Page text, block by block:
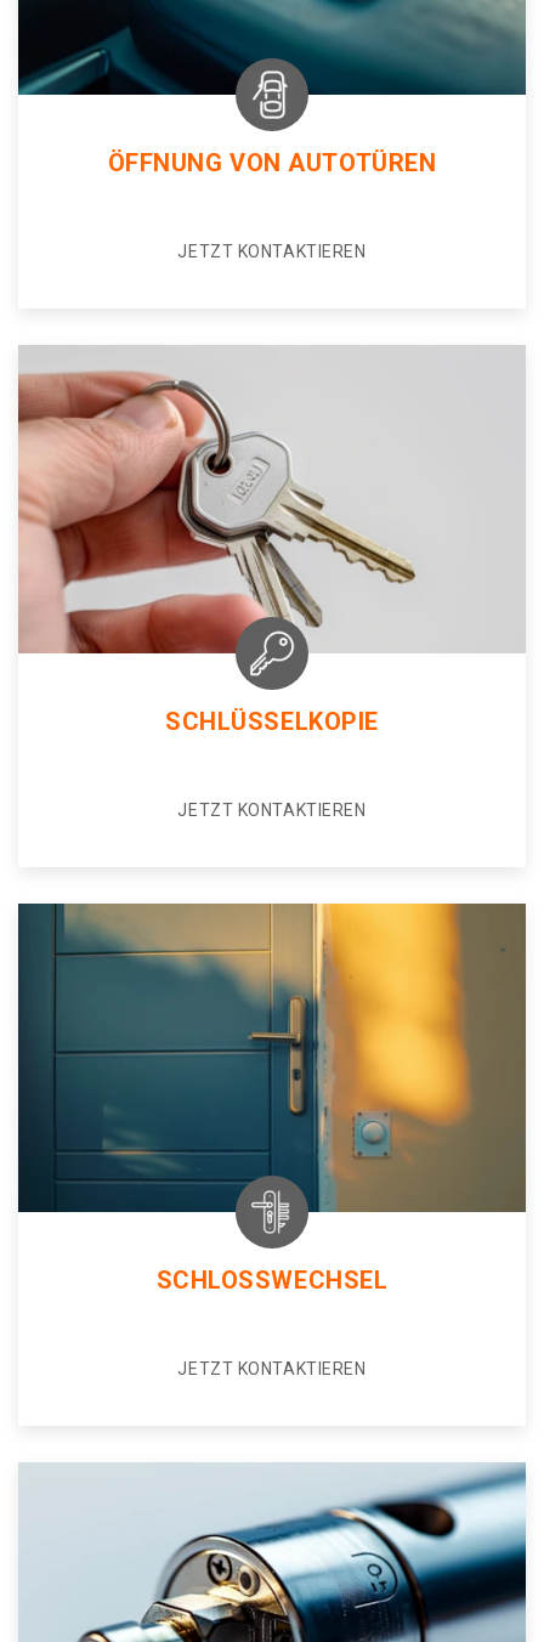
ÖFFNUNG VON AUTOTÜREN
JETZT KONTAKTIEREN
SCHLÜSSELKOPIE
JETZT KONTAKTIEREN
SCHLOSSWECHSEL
JETZT KONTAKTIEREN